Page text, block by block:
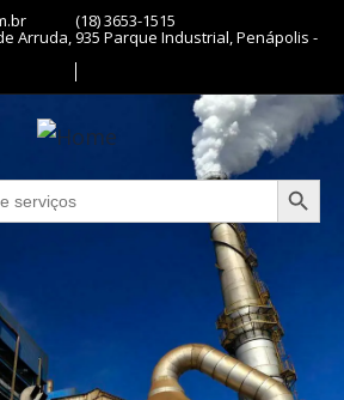
(18) 3653-1515
Arruda, 935 Parque Industrial, Penápolis -
Search